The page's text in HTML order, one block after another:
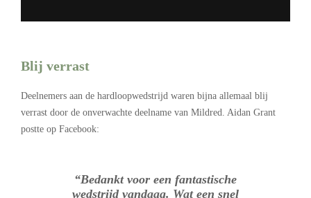
Blij verrast
Deelnemers aan de hardloopwedstrijd waren bijna allemaal blij
verrast door de onverwachte deelname van Mildred. Aidan Grant
postte op Facebook:
“Bedankt voor een fantastische
wedstrijd vandaag. Wat een snel